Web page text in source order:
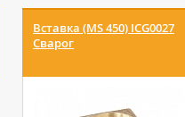
Вставка (MS 450) ICG0027
Сварог